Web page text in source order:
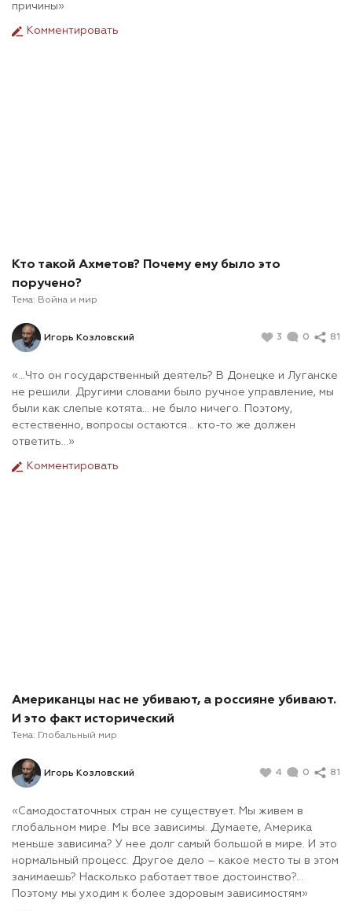
причины»
Комментировать
Кто такой Ахметов? Почему ему было это
поручено?
Тема: Война и мир
Игорь Козловский 3 0 81
«…Что он государственный деятель? В Донецке и Луганске
не решили. Другими словами было ручное управление, мы
были как слепые котята… не было ничего. Поэтому,
естественно, вопросы остаются… кто-то же должен
ответить…»
Комментировать
Американцы нас не убивают, а россияне убивают.
И это факт исторический
Тема: Глобальный мир
Игорь Козловский 4 0 81
«Самодостаточных стран не существует. Мы живем в
глобальном мире. Мы все зависимы. Думаете, Америка
меньше зависима? У нее долг самый большой в мире. И это
нормальный процесс. Другое дело – какое место ты в этом
занимаешь? Насколько работает твое достоинство?...
Поэтому мы уходим к более здоровым зависимостям»